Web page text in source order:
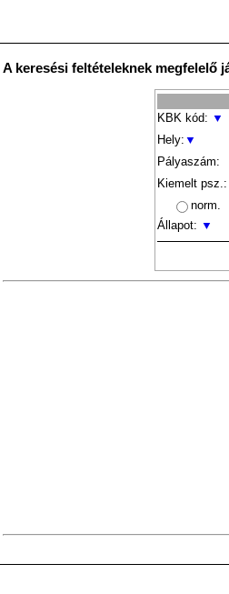
A keresési feltételeknek megfelelő
KBK kód: ▼
Hely: ▼
Pályaszám:
Kiemelt psz.:
norm.
Állapot: ▼